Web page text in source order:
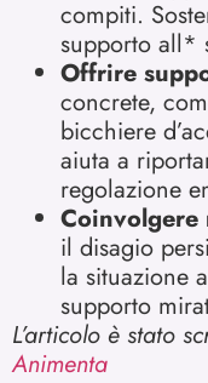
compiti.
supporto all*
Offrire
concrete,
bicchiere
aiuta a
regolazione
Coinvolgere
il disagio
la situazione
supporto
L’articolo è stato
Animenta